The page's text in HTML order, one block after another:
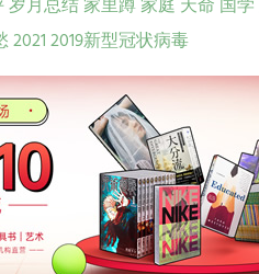
20212019新型冠状病毒